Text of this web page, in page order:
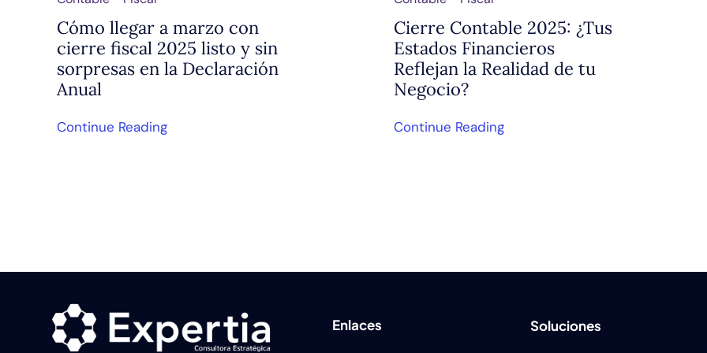
Cómo llegar a marzo con
cierre fiscal 2025 listo y sin
sorpresas en la Declaración
Anual
Continue Reading
Cierre Contable 2025: ¿Tus
Estados Financieros
Reflejan la Realidad de tu
Negocio?
Continue Reading
Enlaces Soluciones